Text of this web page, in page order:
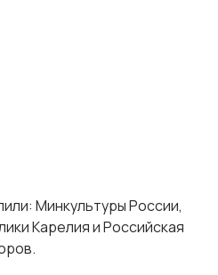
Минкультуры России,
Карелия и Российская